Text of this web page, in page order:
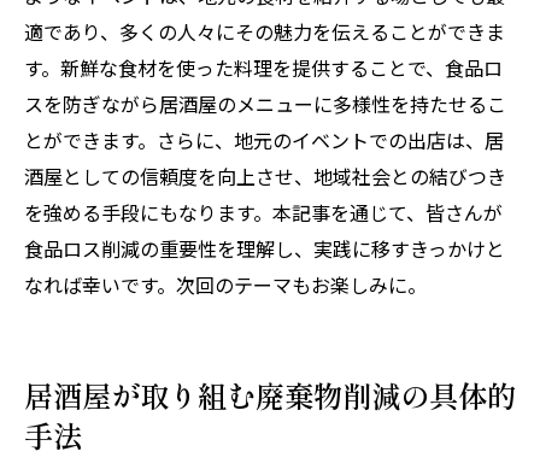
適であり、多くの人々にその魅力を伝えることができま
す。新鮮な食材を使った料理を提供することで、食品ロ
スを防ぎながら居酒屋のメニューに多様性を持たせるこ
とができます。さらに、地元のイベントでの出店は、居
酒屋としての信頼度を向上させ、地域社会との結びつき
を強める手段にもなります。本記事を通じて、皆さんが
食品ロス削減の重要性を理解し、実践に移すきっかけと
なれば幸いです。次回のテーマもお楽しみに。
居酒屋が取り組む廃棄物削減の具体的
手法